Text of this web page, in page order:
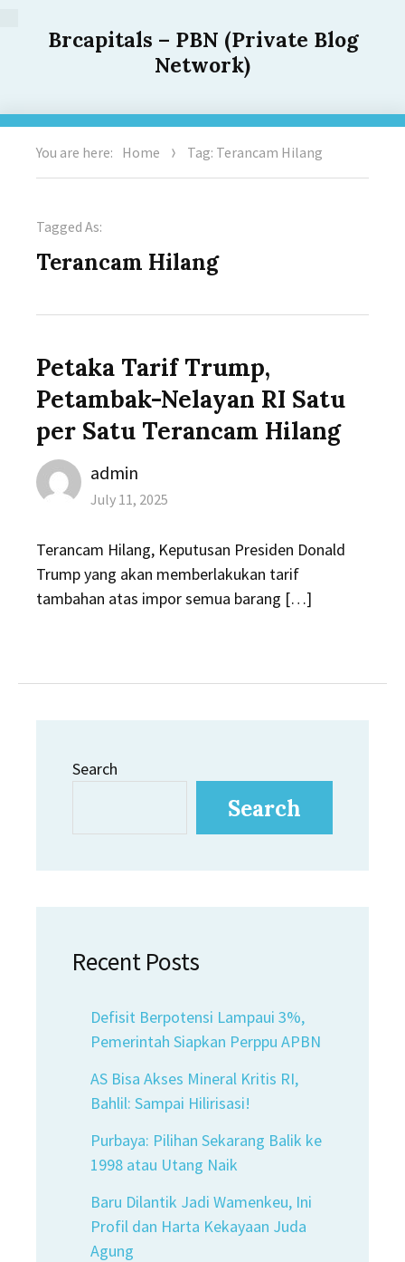
Brcapitals – PBN (Private Blog
Network)
You are here: Home Tag: Terancam Hilang
Tagged As:
Terancam Hilang
Petaka Tarif Trump,
Petambak-Nelayan RI Satu
per Satu Terancam Hilang
Author
admin
Posted
July 11, 2025
Terancam Hilang, Keputusan Presiden Donald
Trump yang akan memberlakukan tarif
tambahan atas impor semua barang […]
Search
Search
Recent Posts
Defisit Berpotensi Lampaui 3%,
Pemerintah Siapkan Perppu APBN
AS Bisa Akses Mineral Kritis RI,
Bahlil: Sampai Hilirisasi!
Purbaya: Pilihan Sekarang Balik ke
1998 atau Utang Naik
Baru Dilantik Jadi Wamenkeu, Ini
Profil dan Harta Kekayaan Juda
Agung